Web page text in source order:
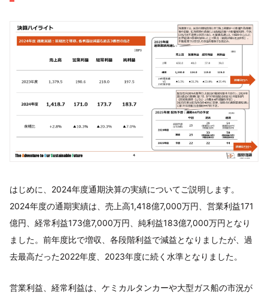
はじめに、2024年度通期決算の実績についてご説明します。
2024年度の通期実績は、売上高1,418億7,000万円、営業利益171
億円、経常利益173億7,000万円、純利益183億7,000万円となり
ました。前年度比で増収、各段階利益で減益となりましたが、過
去最高だった2022年度、2023年度に続く水準となりました。
営業利益、経常利益は、ケミカルタンカーや大型ガス船の市況が